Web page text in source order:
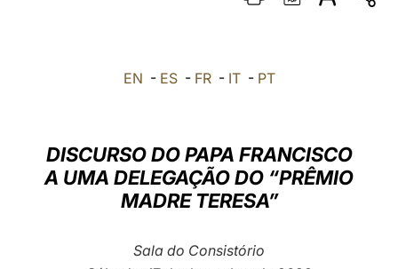
العربيّة
EN - ES- FR- IT- PT
DISCURSO DO PAPA FRANCISCO
A UMA DELEGAÇÃO DO “PRÊMIO
MADRE TERESA”
Sala do Consistório